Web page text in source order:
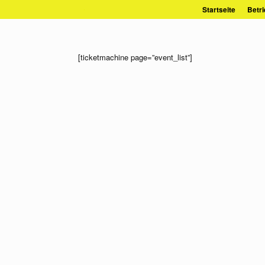
Inhalt
Startseite
[ticketmachine page=”event_list”]